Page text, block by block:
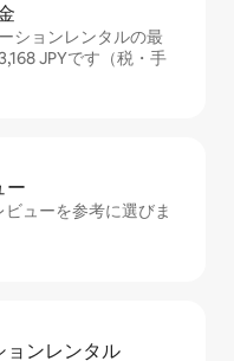
ションレンタルの最
JPYです（税・手
ー
ューを参考に選びま
ョ⁠ンレ⁠ン⁠タ⁠ル